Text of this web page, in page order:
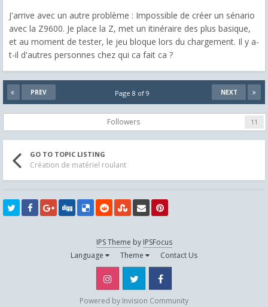
J'arrive avec un autre problème : Impossible de créer un sénario
avec la Z9600. Je place la Z, met un itinéraire des plus basique,
et au moment de tester, le jeu bloque lors du chargement. Il y a-
t-il d'autres personnes chez qui ca fait ca ?
PREV NEXT
Page 8 of 9
Followers 11
GO TO TOPIC LISTING
Création de matériel roulant
IPS Theme by IPSFocus
Language
Theme Contact Us
Instagram Twitter
Powered by Invision Community